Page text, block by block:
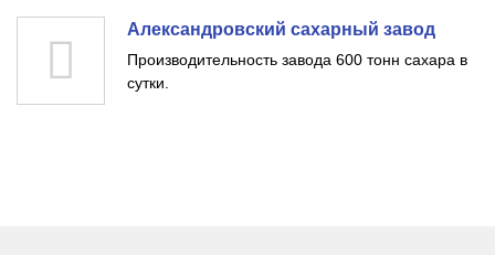
Александровский сахарный завод
Производительность завода 600 тонн сахара в
сутки.